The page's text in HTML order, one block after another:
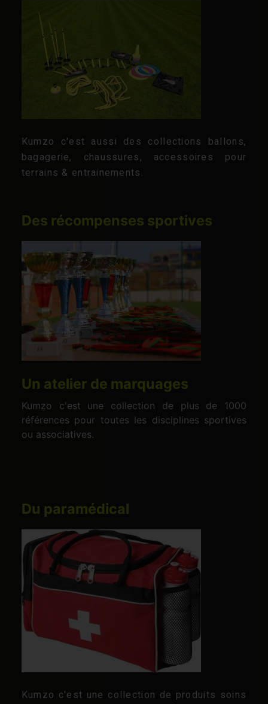
Kumzo c'est aussi des collections ballons,
bagagerie, chaussures, accessoires pour
terrains & entrainements.
Des récompenses sportives
Un atelier de marquages
Kumzo c'est une collection de plus de 1000
références pour toutes les disciplines sportives
ou associatives.
Du paramédical
Kumzo c'est une collection de produits soins